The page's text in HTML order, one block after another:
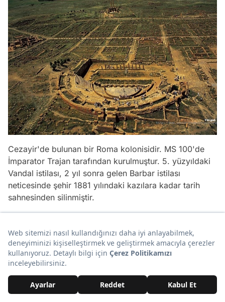
Cezayir'de bulunan bir Roma kolonisidir. MS 100'de
İmparator Trajan tarafından kurulmuştur. 5. yüzyıldaki
Vandal istilası, 2 yıl sonra gelen Barbar istilası
neticesinde şehir 1881 yılındaki kazılara kadar tarih
sahnesinden silinmiştir.